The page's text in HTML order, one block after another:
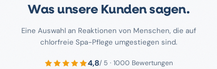
Was unsere Kunden sagen.
Eine Auswahl an Reaktionen von Menschen, die auf
chlorfreie Spa-Pflege umgestiegen sind.
4,8/ 5 · 1000 Bewertungen